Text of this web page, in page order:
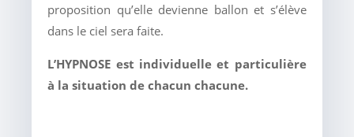
proposition qu’elle devienne ballon et s’élève
dans le ciel sera faite.
L’HYPNOSE est individuelle et particulière
à la situation de chacun chacune.